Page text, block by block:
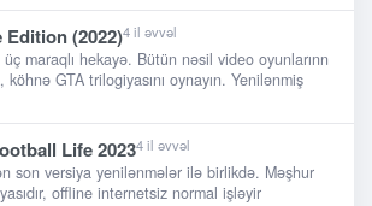
(2022)4 il əvvəl
maraqlı hekayə. Bütün nəsil video oyunlarınn
köhnə GTA trilogiyasını oynayın. Yenilənmiş
Life 20234 il əvvəl
son versiya yenilənmələr ilə birlikdə. Məşhur
offline internetsiz normal işləyir